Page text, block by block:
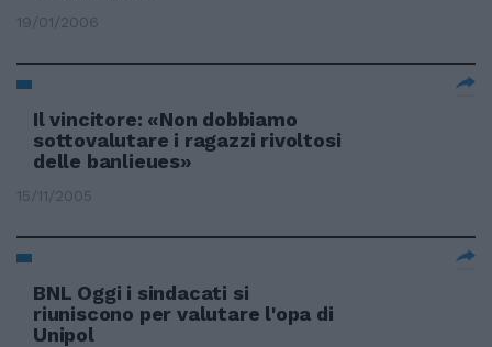
19/01/2006
Il vincitore: «Non dobbiamo
sottovalutare i ragazzi rivoltosi
delle banlieues»
15/11/2005
BNL Oggi i sindacati si
riuniscono per valutare l'opa di
Unipol